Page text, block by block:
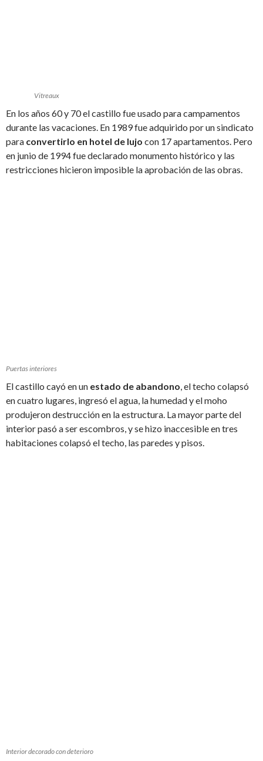
Vitreaux
En los años 60 y 70 el castillo fue usado para campamentos
durante las vacaciones. En 1989 fue adquirido por un sindicato
para convertirlo en hotel de lujo con 17 apartamentos. Pero
en junio de 1994 fue declarado monumento histórico y las
restricciones hicieron imposible la aprobación de las obras.
Puertas interiores
El castillo cayó en un estado de abandono, el techo colapsó
en cuatro lugares, ingresó el agua, la humedad y el moho
produjeron destrucción en la estructura. La mayor parte del
interior pasó a ser escombros, y se hizo inaccesible en tres
habitaciones colapsó el techo, las paredes y pisos.
Interior decorado con deterioro